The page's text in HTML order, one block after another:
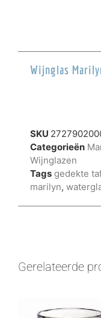
Wijnglas
SKU
Categorieën
Wijnglazen
Tags gedekte
marilyn,
Gerelateerde